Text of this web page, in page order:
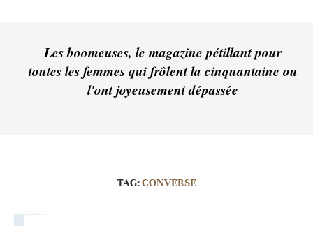
Les boomeuses, le magazine pétillant pour
toutes les femmes qui frôlent la cinquantaine ou
l'ont joyeusement dépassée
TAG:CONVERSE